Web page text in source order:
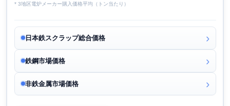
* 3地区電炉メーカー購入価格平均（トン当たり）
日本鉄スクラップ総合価格
鉄鋼市場価格
非鉄金属市場価格